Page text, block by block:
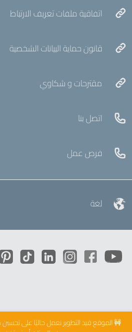
🚧 الموقع قيد التطويرنعمل حاليًا على تحسين
اتفاقية ملفات تعريف الارتباط
قانون حماية البيانات الشخصية
مقترحات و شكاوي
اتصل بنا
فرص عمل
لغة